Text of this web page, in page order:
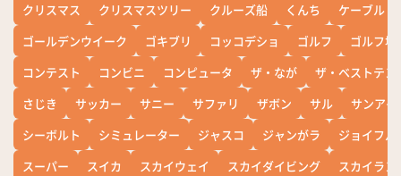
クリスマス
クリスマスツリー クルーズ船 くんち
ケーブル
ゴールデンウイーク
ゴキブリ コッコデショ ゴルフ
ゴルフ場
コンテスト
コンビニ コンピュータ ザ・なが
ザ・ベストテン
さじき
サッカー サニー サファリ ザボン サル
サンアイ
シーボルト
シミュレーター ジャスコ ジャンがラ
ジョイフル
スーパー
スイカ スカイウェイ スカイダイビング
スカイラン